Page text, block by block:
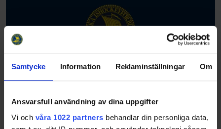
Samtycke Information Reklaminställningar Om
Ansvarsfull användning av dina uppgifter
Vi och våra 1022 partners behandlar din personliga data,